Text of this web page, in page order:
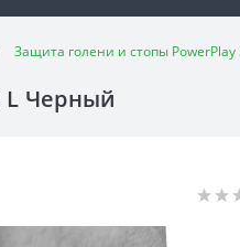
Защита голени и стопы
L Черный